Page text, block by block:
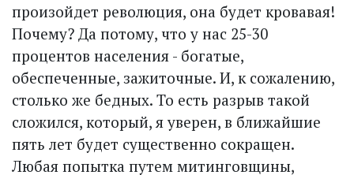
произойдет революция, она будет кровавая!
Почему? Да потому, что у нас 25-30
процентов населения - богатые,
обеспеченные, зажиточные. И, к сожалению,
столько же бедных. То есть разрыв такой
сложился, который, я уверен, в ближайшие
пять лет будет существенно сокращен.
Любая попытка путем митинговщины,